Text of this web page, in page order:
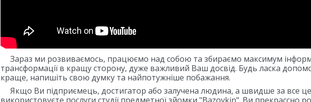
Зараз ми розвиваємось, працюємо над собою та збираємо максимум
трансформації в кращу сторону, дуже важливий Ваш досвід. Будь ласка
краще, напишіть свою думку та найпотужніше побажання.
Якщо Ви підприємець, достигатор або залучена людина, а швидше за все